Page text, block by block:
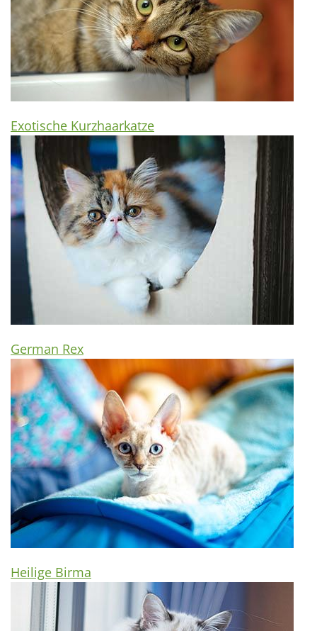
Exotische Kurzhaarkatze
German Rex
Heilige Birma